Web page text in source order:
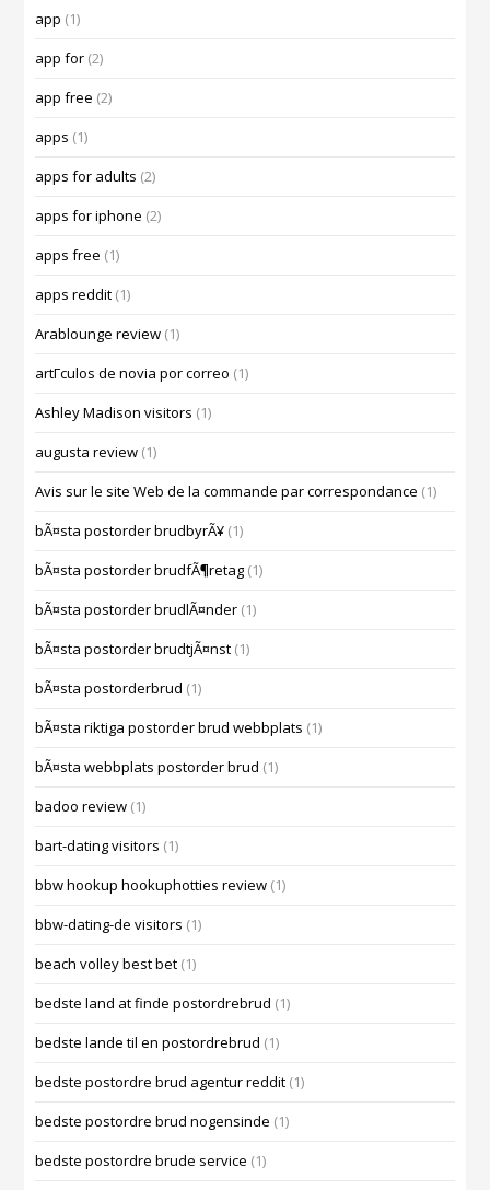
app (1)
app for (2)
app free (2)
apps (1)
apps for adults (2)
apps for iphone (2)
apps free (1)
apps reddit (1)
Arablounge review (1)
artГ­culos de novia por correo (1)
Ashley Madison visitors (1)
augusta review (1)
Avis sur le site Web de la commande par correspondance (1)
bÃ¤sta postorder brudbyrÃ¥ (1)
bÃ¤sta postorder brudfÃ¶retag (1)
bÃ¤sta postorder brudlÃ¤nder (1)
bÃ¤sta postorder brudtjÃ¤nst (1)
bÃ¤sta postorderbrud (1)
bÃ¤sta riktiga postorder brud webbplats (1)
bÃ¤sta webbplats postorder brud (1)
badoo review (1)
bart-dating visitors (1)
bbw hookup hookuphotties review (1)
bbw-dating-de visitors (1)
beach volley best bet (1)
bedste land at finde postordrebrud (1)
bedste lande til en postordrebrud (1)
bedste postordre brud agentur reddit (1)
bedste postordre brud nogensinde (1)
bedste postordre brude service (1)